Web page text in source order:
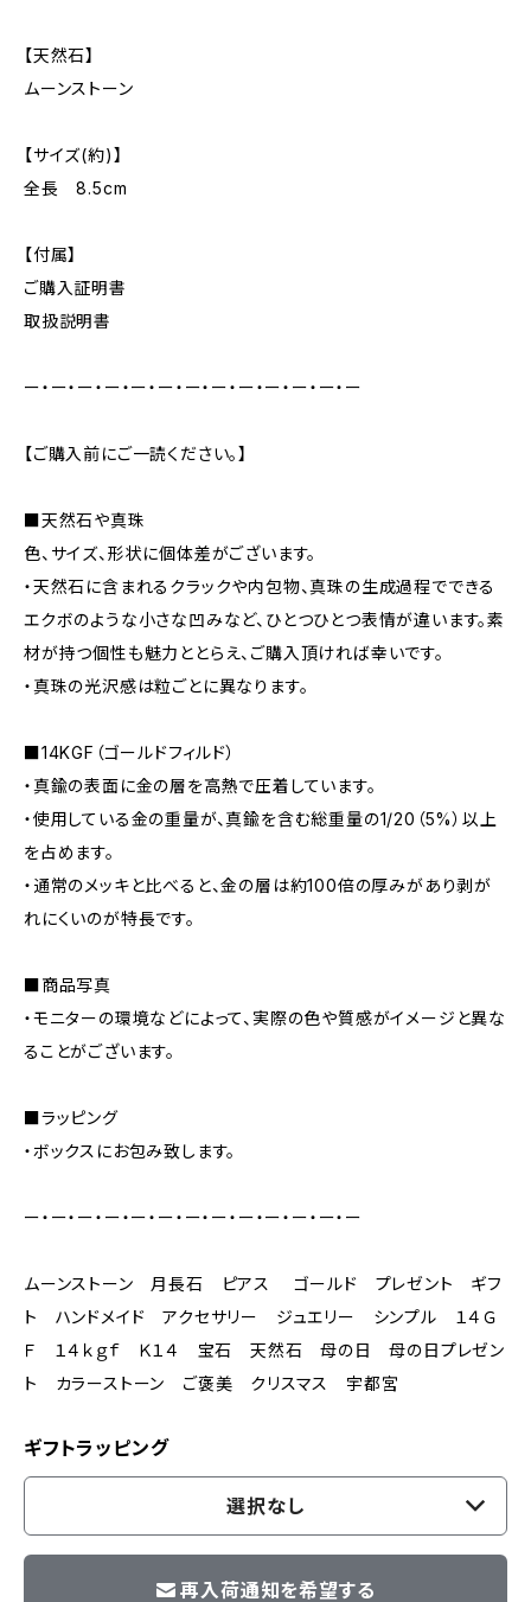
【天然石】
ムーンストーン
【サイズ(約)】
全長 8.5cm
【付属】
ご購入証明書
取扱説明書
ー・ー・ー・ー・ー・ー・ー・ー・ー・ー・ー・ー・ー
【ご購入前にご一読ください。】
■天然石や真珠
色、サイズ、形状に個体差がございます。
・天然石に含まれるクラックや内包物、真珠の生成過程でできる
エクボのような小さな凹みなど、ひとつひとつ表情が違います。素
材が持つ個性も魅力ととらえ、ご購入頂ければ幸いです。
・真珠の光沢感は粒ごとに異なります。
■14KGF（ゴールドフィルド）
・真鍮の表面に金の層を高熱で圧着しています。
・使用している金の重量が、真鍮を含む総重量の1/20（5%）以上
を占めます。
・通常のメッキと比べると、金の層は約100倍の厚みがあり剥が
れにくいのが特長です。
■商品写真
・モニターの環境などによって、実際の色や質感がイメージと異な
ることがございます。
■ラッピング
・ボックスにお包み致します。
ー・ー・ー・ー・ー・ー・ー・ー・ー・ー・ー・ー・ー
ムーンストーン 月長石 ピアス ゴールド プレゼント ギフ
ト ハンドメイド アクセサリー ジュエリー シンプル １４Ｇ
Ｆ １４ｋｇｆ Ｋ１４ 宝石 天然石 母の日 母の日プレゼン
ト カラーストーン ご褒美 クリスマス 宇都宮
ギフトラッピング
選択なし
再入荷通知を希望する